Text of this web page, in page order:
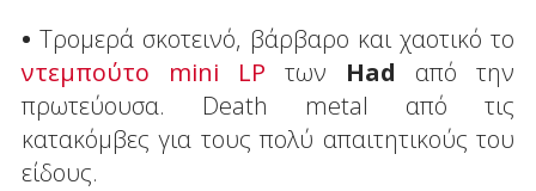
•Τρομερά σκοτεινό, βάρβαρο και χαοτικό το
ντεμπούτο mini LP των Had από την
πρωτεύουσα. Death metal από τις
κατακόμβες για τους πολύ απαιτητικούς του
είδους.